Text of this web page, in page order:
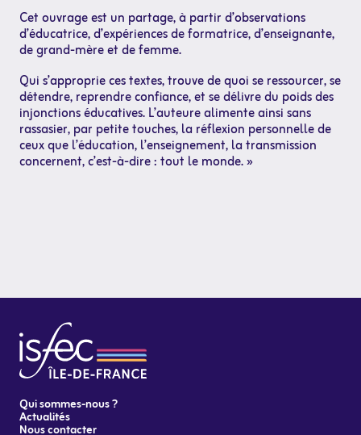
Cet ouvrage est un partage, à partir d’observations
d’éducatrice, d’expériences de formatrice, d’enseignante,
de grand-mère et de femme.
Qui s’approprie ces textes, trouve de quoi se ressourcer, se
détendre, reprendre confiance, et se délivre du poids des
injonctions éducatives. L’auteure alimente ainsi sans
rassasier, par petite touches, la réflexion personnelle de
ceux que l’éducation, l’enseignement, la transmission
concernent, c’est-à-dire : tout le monde. »
Qui sommes-nous ?
Actualités
Nous contacter